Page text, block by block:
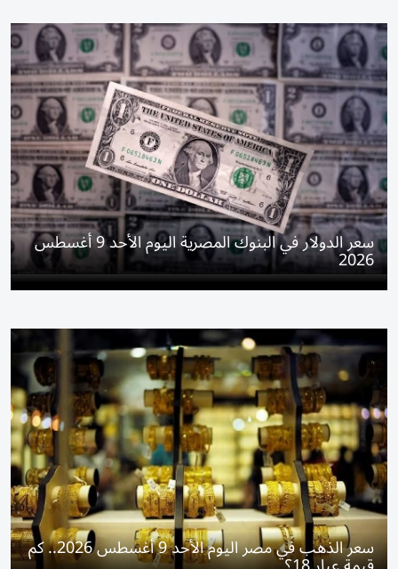
سعر الدولار في البنوك المصرية اليوم الأحد 9 أغسطس
2026
سعر الذهب في مصر اليوم الأحد 9 أغسطس 2026.. كم